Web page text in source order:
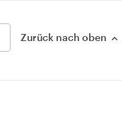
Zurück nach oben